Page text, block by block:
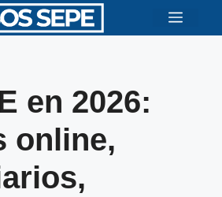
Menú
en 2026:
online,